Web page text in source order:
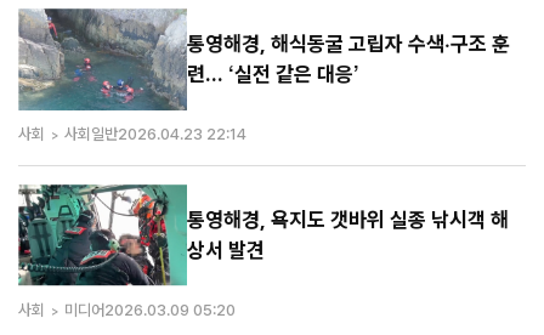
통영해경, 해식동굴 고립자 수색·구조 훈
련... ‘실전 같은 대응’
사회 사회일반2026.04.23 22:14
통영해경, 욕지도 갯바위 실종 낚시객 해
상서 발견
사회 미디어2026.03.09 05:20